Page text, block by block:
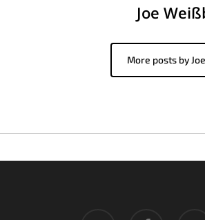
Joe
More posts by